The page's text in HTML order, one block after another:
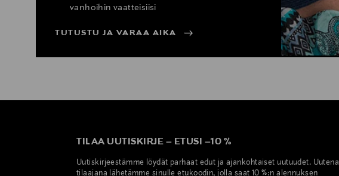
vanhoihin vaatteisiisi
TUTUSTU JA VARAA AIKA
TILAA UUTISKIRJE – ETUSI –10 %
Uutiskirjeestämme löydät parhaat edut ja ajankohtaiset uutuudet. Uutena
tilaajana lähetämme sinulle etukoodin, jolla saat 10 %:n alennuksen